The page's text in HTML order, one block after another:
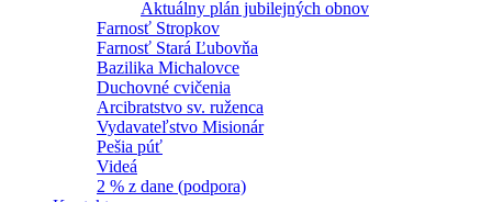
Aktuálny plán jubilejných obnov
Farnosť Stropkov
Farnosť Stará Ľubovňa
Bazilika Michalovce
Duchovné cvičenia
Arcibratstvo sv. ruženca
Vydavateľstvo Misionár
Pešia púť
Videá
2 % z dane (podpora)